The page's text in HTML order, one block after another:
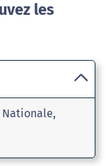
les
Nationale,